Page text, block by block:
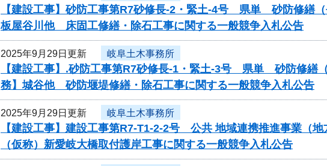
【建設工事】砂防工事第R7砂修長-2・緊土-4号 県単 砂防修繕（
板屋谷川他 床固工修繕・除石工事に関する一般競争入札公告
2025年9月29日更新 岐阜土木事務所
【建設工事】.砂防工事第R7砂修長-1・緊土-3号 県単 砂防修繕
務】城谷他 砂防堰堤修繕・除石工事に関する一般競争入札公告
2025年9月29日更新 岐阜土木事務所
【建設工事】建設工事第R7-T1-2-2号 公共 地域連携推進事業（
（仮称）新愛岐大橋取付護岸工事に関する一般競争入札公告